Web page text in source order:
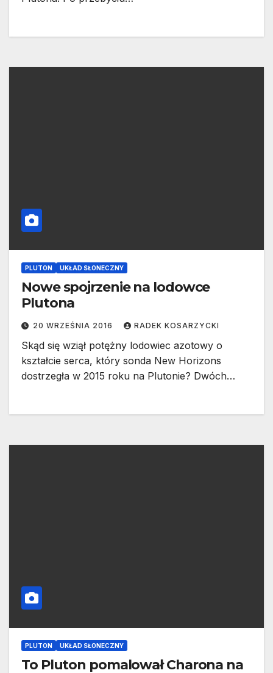
PLUTON UKŁAD SŁONECZNY
Nowe spojrzenie na lodowce
Plutona
20 WRZEŚNIA 2016 RADEK KOSARZYCKI
Skąd się wziął potężny lodowiec azotowy o
kształcie serca, który sonda New Horizons
dostrzegła w 2015 roku na Plutonie? Dwóch…
PLUTON UKŁAD SŁONECZNY
To Pluton pomalował Charona na